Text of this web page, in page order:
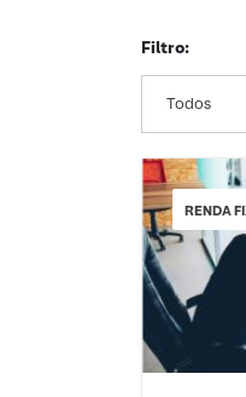
Filtro:
Todos
RENDA